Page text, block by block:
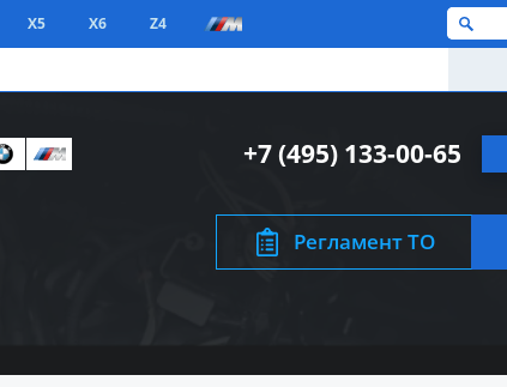
X5 X6 Z4
+7 (495) 133-00-65
Регламент ТО